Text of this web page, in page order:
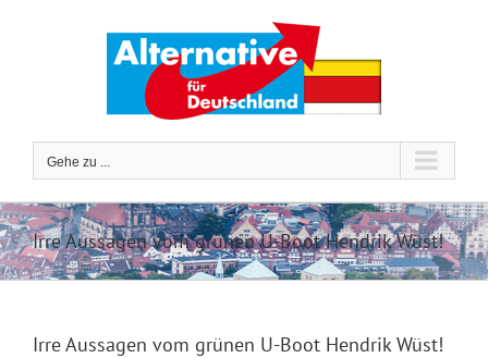
Gehe zu ...
Irre Aussagen vom grünen U-Boot Hendrik Wüst!
Irre Aussagen vom grünen U-Boot Hendrik Wüst!